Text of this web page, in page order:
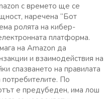
с времето ще се
наречена “Бот
ролята на кибер-
платформа.
на Amazon да
и взаимодействия на
спазването на правилата
По
е предубеден, има лош